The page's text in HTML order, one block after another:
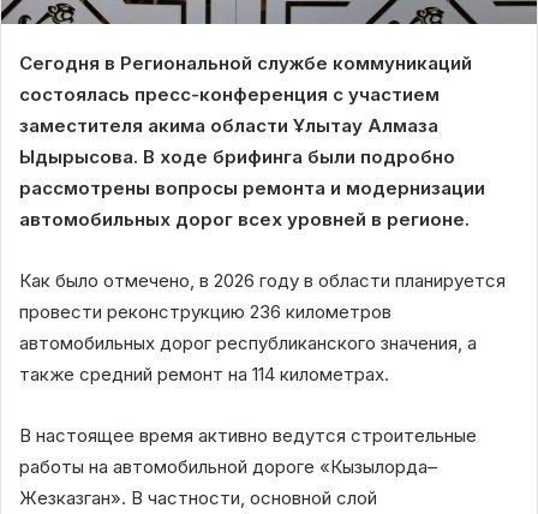
Сегодня в Региональной службе коммуникаций
состоялась пресс-конференция с участием
заместителя акима области Ұлытау Алмаза
Ыдырысова. В ходе брифинга были подробно
рассмотрены вопросы ремонта и модернизации
автомобильных дорог всех уровней в регионе.
Как было отмечено, в 2026 году в области планируется
провести реконструкцию 236 километров
автомобильных дорог республиканского значения, а
также средний ремонт на 114 километрах.
В настоящее время активно ведутся строительные
работы на автомобильной дороге «Кызылорда–
Жезказган». В частности, основной слой